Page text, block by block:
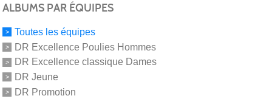
ALBUMS PAR ÉQUIPES
Toutes les équipes
DR Excellence Poulies Hommes
DR Excellence classique Dames
DR Jeune
DR Promotion